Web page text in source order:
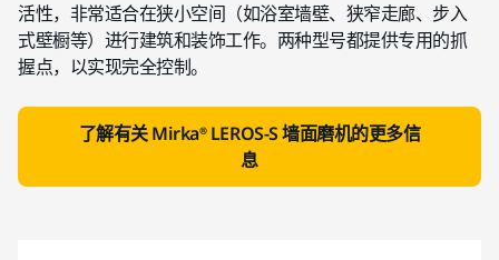
活性，非常适合在狭小空间（如浴室墙壁、狭窄走廊、步入
式壁橱等）进行建筑和装饰工作。两种型号都提供专用的抓
握点，以实现完全控制。
了解有关 Mirka® LEROS-S 墙面磨机的更多信
息